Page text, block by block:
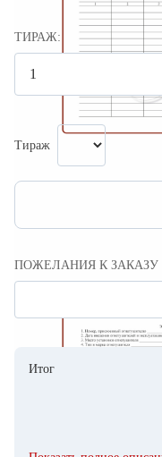
ТИРАЖ:
Тираж
ПОЖЕЛАНИЯ К ЗАКАЗУ
Итог